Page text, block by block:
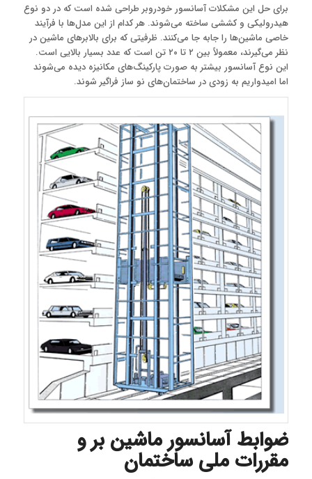
برای حل این مشکلات آسانسور خودروبر طراحی شده است که در دو نوع
هیدرولیکی و کششی ساخته می‌شوند. هر کدام از این مدل‌ها با فرآیند
خاصی ماشین‌ها را جابه جا می‌کنند. ظرفیتی که برای بالابرهای ماشین در
نظر می‌گیرند، معمولاً بین ۲ تا ۲۰ تن است که عدد بسیار بالایی است.
این نوع آسانسور بیشتر به صورت پارکینگ‌های مکانیزه دیده می‌شوند
اما امیدواریم به زودی در ساختمان‌های نو ساز فراگیر شوند.
ضوابط آسانسور ماشین بر و
مقررات ملی ساختمان